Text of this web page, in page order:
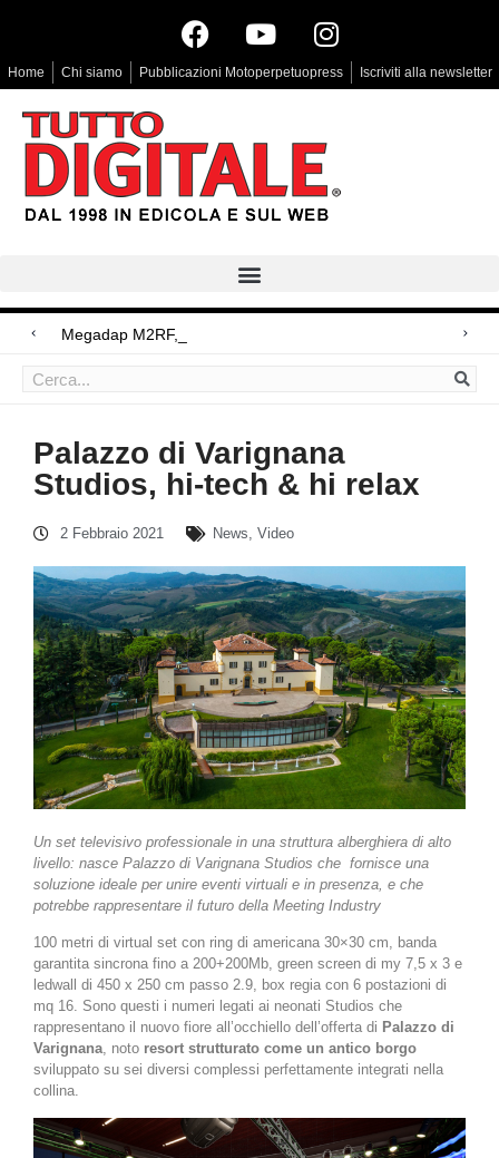
Home Chi siamo Pubblicazioni Motoperpetuopress Iscriviti alla newsletter
Megadap M2RF, il primo adattator
Arri Rental, evoluzioni in arrivo
Palazzo di Varignana
Studios, hi-tech & hi relax
2 Febbraio 2021 News, Video
Un set televisivo professionale in una struttura alberghiera di alto
livello: nasce Palazzo di Varignana Studios che fornisce una
soluzione ideale per unire eventi virtuali e in presenza, e che
potrebbe rappresentare il futuro della Meeting Industry
100 metri di virtual set con ring di americana 30×30 cm, banda
garantita sincrona fino a 200+200Mb, green screen di my 7,5 x 3 e
ledwall di 450 x 250 cm passo 2.9, box regia con 6 postazioni di
mq 16. Sono questi i numeri legati ai neonati Studios che
rappresentano il nuovo fiore all’occhiello dell’offerta di Palazzo di
Varignana, noto resort strutturato come un antico borgo
sviluppato su sei diversi complessi perfettamente integrati nella
collina.